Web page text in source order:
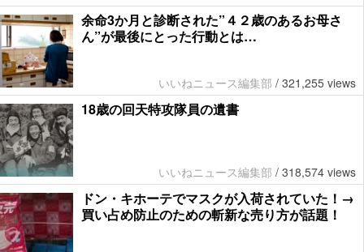
余命3か月と診断された”４２歳のあるお母さ
ん”が最後にとった行動とは…
いいねニュース編集部 / 321,255 views
18歳の回天特攻隊員の遺書
いいねニュース編集部 / 318,574 views
ドン・キホーテでマスクが入荷されていた！→
買い占め防止のための斬新な売り方が話題！